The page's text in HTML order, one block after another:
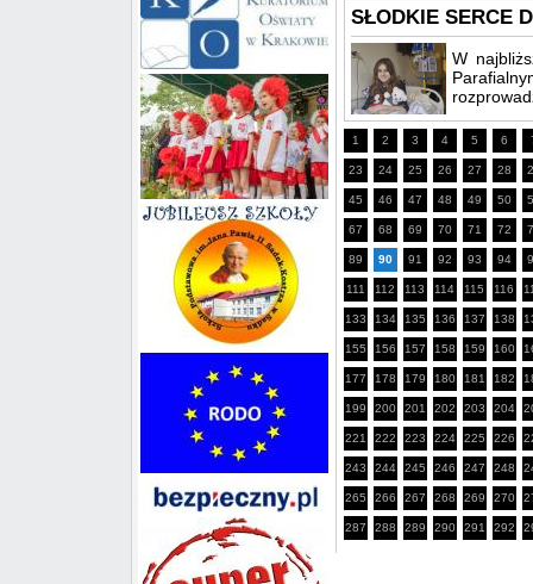
SŁODKIE SERCE
W
1 2 3 4 5 6
23 24 25 26 27 28
45 46 47 48 49 50
67 68 69 70 71 72
89 90 91 92 93 94
111 112 113 114 115 116
133 134 135 136 137 138
155 156 157 158 159 160
177 178 179 180 181 182
199 200 201 202 203 204
221 222 223 224 225 226
243 244 245 246 247 248
265 266 267 268 269 270
287 288 289 290 291 292